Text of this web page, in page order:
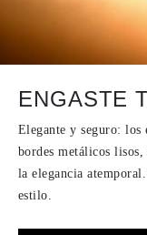
ENGASTE
Elegante y seguro: los
bordes metálicos
la elegancia
estilo.